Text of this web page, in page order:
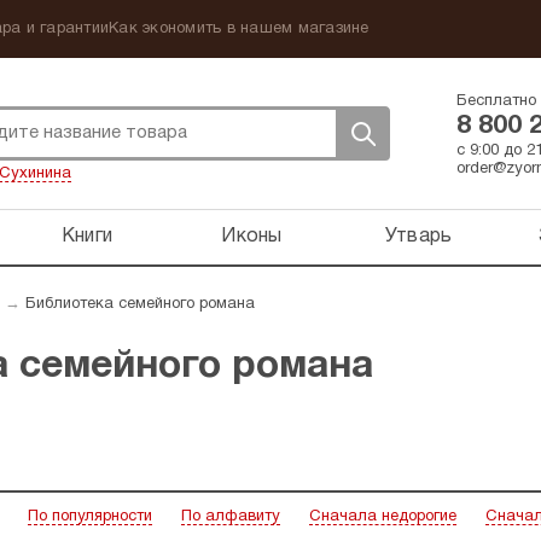
и гарантии Как экономить в нашем магазине
Сухинина
Бесплатно
8 800
с 9:00 до
Книги Иконы Утварь
→ Библиотека семейного романа
семейного романа
По популярности По алфавиту Сначала недорогие